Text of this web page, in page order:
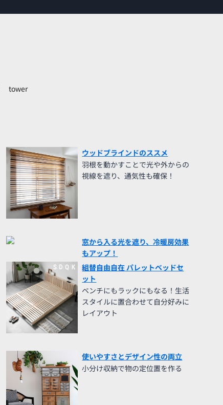
tower
ウッドブラインドのススメ
羽根を動かすことで光や外からの
視線を遮り、通気性も確保！
窓から入る光を遮り、冷暖房効果
もアップ！
組替自由自在 パレットベッドセ
ット
ベンチにもラックにもなる！生活
スタイルに置合わせて自分好みに
レイアウト
使いやすさとデザイン性の両立
小分け収納で物の定位置を作る